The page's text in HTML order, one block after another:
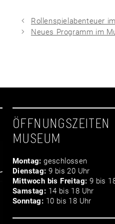
Rollenspielabenteuer
Neues Programm im
ÖFFNUNGSZEITEN
MUSEUM
Montag: geschlossen
Dienstag: 9 bis 20 Uhr
Mittwoch bis Freitag: 9 bis
Samstag: 14 bis 18 Uhr
Sonntag: 10 bis 18 Uhr